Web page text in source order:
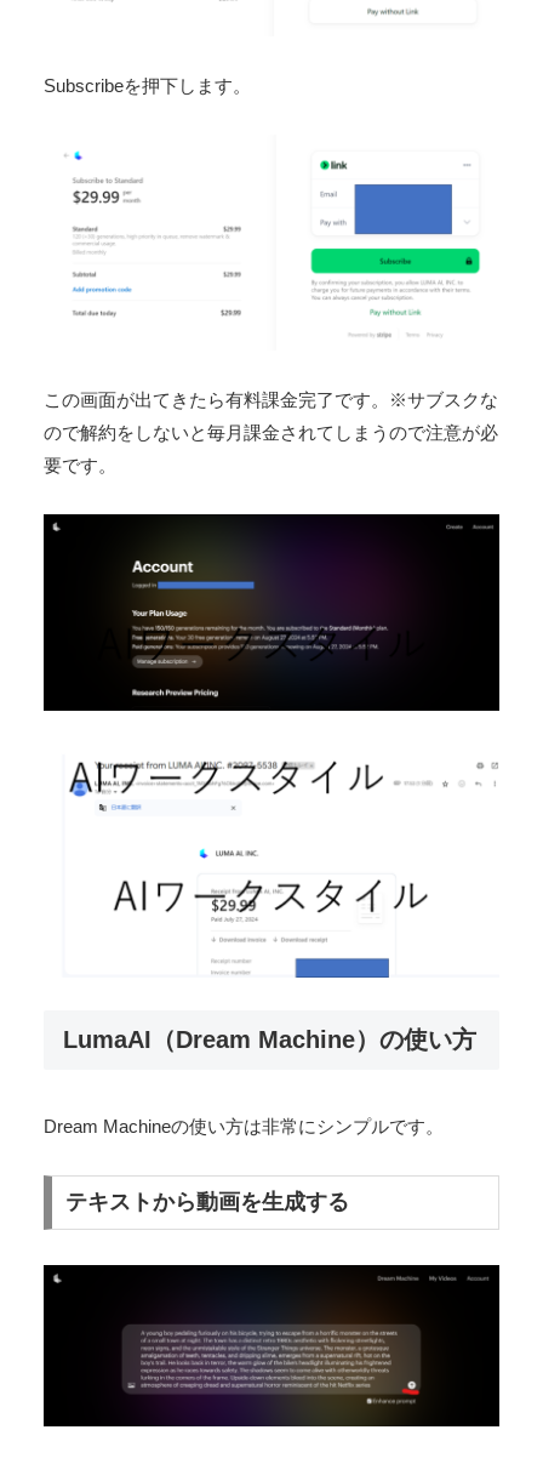
Subscribeを押下します。
この画面が出てきたら有料課金完了です。※サブスクな
ので解約をしないと毎月課金されてしまうので注意が必
要です。
LumaAI（Dream Machine）の使い方
Dream Machineの使い方は非常にシンプルです。
テキストから動画を生成する